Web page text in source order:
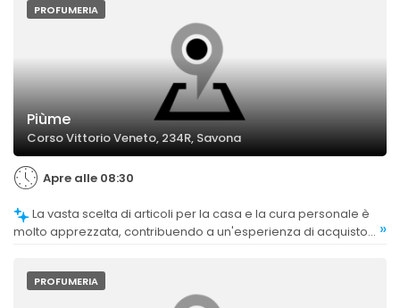
PROFUMERIA
Piùme
Corso Vittorio Veneto, 234R, Savona
Apre alle 08:30
molto apprezzata, contribuendo a un'esperienza di acquisto
»
PROFUMERIA